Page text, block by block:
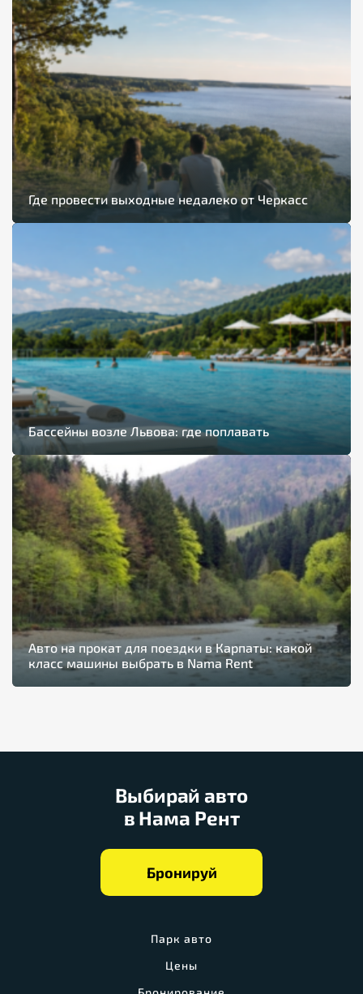
Где провести выходные недалеко от Черкасс
Бассейны возле Львова: где поплавать
Авто на прокат для поездки в Карпаты: какой
класс машины выбрать в Nama Rent
Парк авто
Цены
Выбирай авто
в Нама Рент
Бронируй